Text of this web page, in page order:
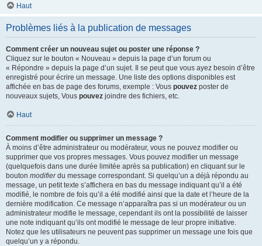
Haut
Problèmes liés à la publication de messages
Comment créer un nouveau sujet ou poster une réponse ?
Cliquez sur le bouton « Nouveau » depuis la page d’un forum ou
« Répondre » depuis la page d’un sujet. Il se peut que vous ayez besoin d’être
enregistré pour écrire un message. Une liste des options disponibles est
affichée en bas de page des forums, exemple : Vous pouvez poster de
nouveaux sujets, Vous pouvez joindre des fichiers, etc.
Haut
Comment modifier ou supprimer un message ?
À moins d’être administrateur ou modérateur, vous ne pouvez modifier ou
supprimer que vos propres messages. Vous pouvez modifier un message
(quelquefois dans une durée limitée après sa publication) en cliquant sur le
bouton modifierdu message correspondant. Si quelqu’un a déjà répondu au
message, un petit texte s’affichera en bas du message indiquant qu’il a été
modifié, le nombre de fois qu’il a été modifié ainsi que la date et l’heure de la
dernière modification. Ce message n’apparaîtra pas si un modérateur ou un
administrateur modifie le message, cependant ils ont la possibilité de laisser
une note indiquant qu’ils ont modifié le message de leur propre initiative.
Notez que les utilisateurs ne peuvent pas supprimer un message une fois que
quelqu’un y a répondu.